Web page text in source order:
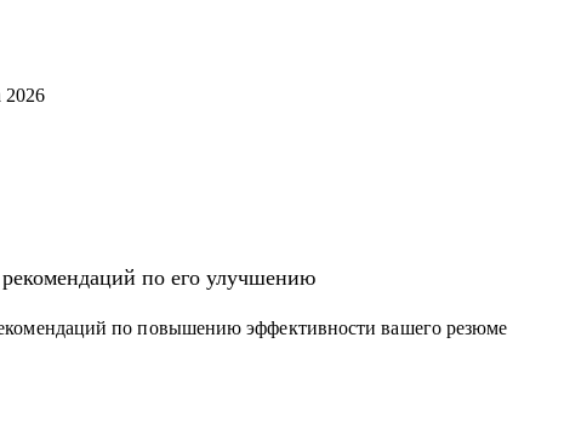
2026
по его улучшению
по повышению эффективности вашего резюме